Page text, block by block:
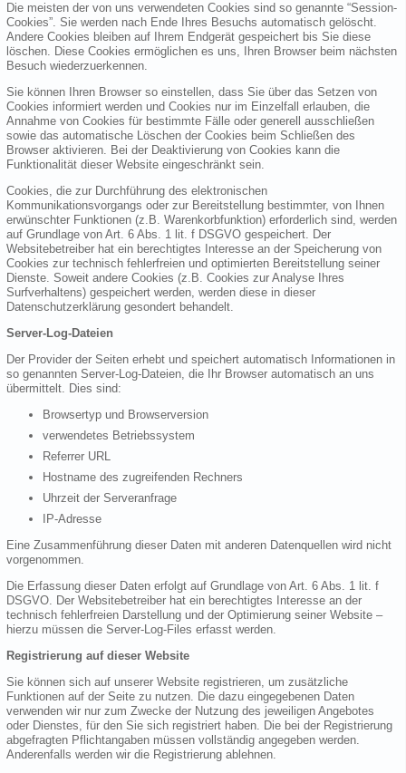
Die meisten der von uns verwendeten Cookies sind so genannte “Session-
Cookies”. Sie werden nach Ende Ihres Besuchs automatisch gelöscht.
Andere Cookies bleiben auf Ihrem Endgerät gespeichert bis Sie diese
löschen. Diese Cookies ermöglichen es uns, Ihren Browser beim nächsten
Besuch wiederzuerkennen.
Sie können Ihren Browser so einstellen, dass Sie über das Setzen von
Cookies informiert werden und Cookies nur im Einzelfall erlauben, die
Annahme von Cookies für bestimmte Fälle oder generell ausschließen
sowie das automatische Löschen der Cookies beim Schließen des
Browser aktivieren. Bei der Deaktivierung von Cookies kann die
Funktionalität dieser Website eingeschränkt sein.
Cookies, die zur Durchführung des elektronischen
Kommunikationsvorgangs oder zur Bereitstellung bestimmter, von Ihnen
erwünschter Funktionen (z.B. Warenkorbfunktion) erforderlich sind, werden
auf Grundlage von Art. 6 Abs. 1 lit. f DSGVO gespeichert. Der
Websitebetreiber hat ein berechtigtes Interesse an der Speicherung von
Cookies zur technisch fehlerfreien und optimierten Bereitstellung seiner
Dienste. Soweit andere Cookies (z.B. Cookies zur Analyse Ihres
Surfverhaltens) gespeichert werden, werden diese in dieser
Datenschutzerklärung gesondert behandelt.
Server-Log-Dateien
Der Provider der Seiten erhebt und speichert automatisch Informationen in
so genannten Server-Log-Dateien, die Ihr Browser automatisch an uns
übermittelt. Dies sind:
Browsertyp und Browserversion
verwendetes Betriebssystem
Referrer URL
Hostname des zugreifenden Rechners
Uhrzeit der Serveranfrage
IP-Adresse
Eine Zusammenführung dieser Daten mit anderen Datenquellen wird nicht
vorgenommen.
Die Erfassung dieser Daten erfolgt auf Grundlage von Art. 6 Abs. 1 lit. f
DSGVO. Der Websitebetreiber hat ein berechtigtes Interesse an der
technisch fehlerfreien Darstellung und der Optimierung seiner Website –
hierzu müssen die Server-Log-Files erfasst werden.
Registrierung auf dieser Website
Sie können sich auf unserer Website registrieren, um zusätzliche
Funktionen auf der Seite zu nutzen. Die dazu eingegebenen Daten
verwenden wir nur zum Zwecke der Nutzung des jeweiligen Angebotes
oder Dienstes, für den Sie sich registriert haben. Die bei der Registrierung
abgefragten Pflichtangaben müssen vollständig angegeben werden.
Anderenfalls werden wir die Registrierung ablehnen.